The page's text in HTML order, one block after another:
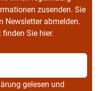
zusenden. Sie
Newsletter abmelden.
finden Sie hier.
gelesen und